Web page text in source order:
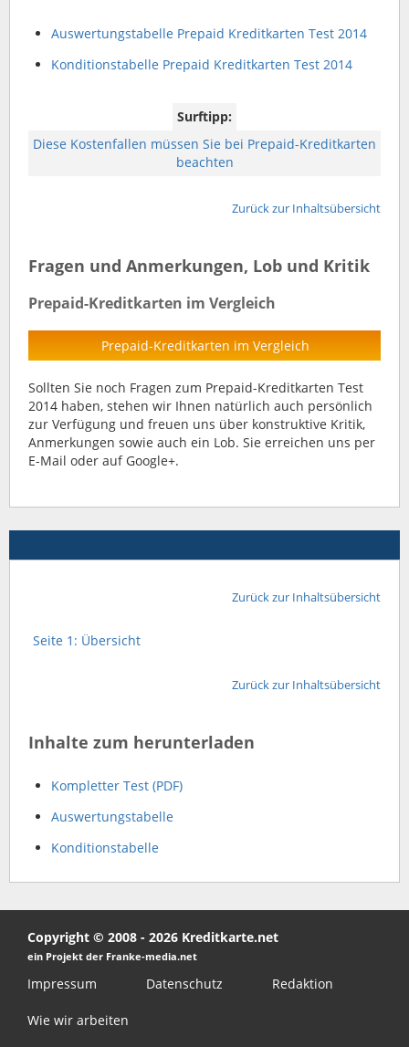
Auswertungstabelle Prepaid Kreditkarten Test 2014
Konditionstabelle Prepaid Kreditkarten Test 2014
Surftipp:
Diese Kostenfallen müssen Sie bei Prepaid-Kreditkarten
beachten
Zurück zur Inhaltsübersicht
Fragen und Anmerkungen, Lob und Kritik
Prepaid-Kreditkarten im Vergleich
Prepaid-Kreditkarten im Vergleich
Sollten Sie noch Fragen zum Prepaid-Kreditkarten Test
2014 haben, stehen wir Ihnen natürlich auch persönlich
zur Verfügung und freuen uns über konstruktive Kritik,
Anmerkungen sowie auch ein Lob. Sie erreichen uns per
E-Mail oder auf Google+.
Zurück zur Inhaltsübersicht
Seite 1: Übersicht
Zurück zur Inhaltsübersicht
Inhalte zum herunterladen
Kompletter Test (PDF)
Auswertungstabelle
Konditionstabelle
Copyright © 2008 - 2026 Kreditkarte.net
ein Projekt der Franke-media.net
Impressum Datenschutz Redaktion
Wie wir arbeiten